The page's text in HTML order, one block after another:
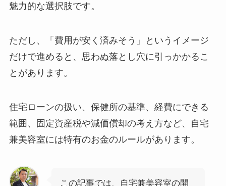
魅力的な選択肢です。
ただし、「費用が安く済みそう」というイメージ
だけで進めると、思わぬ落とし穴に引っかかるこ
とがあります。
住宅ローンの扱い、保健所の基準、経費にできる
範囲、固定資産税や減価償却の考え方など、自宅
兼美容室には特有のお金のルールがあります。
この記事では、自宅兼美容室の開